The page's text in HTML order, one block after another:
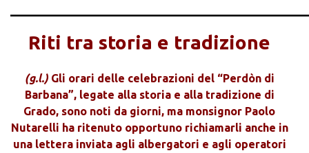
Riti tra storia e tradizione
(g.l.)Gli orari delle celebrazioni del “Perdòn di
Barbana”, legate alla storia e alla tradizione di
Grado, sono noti da giorni, ma monsignor Paolo
Nutarelli ha ritenuto opportuno richiamarli anche in
una lettera inviata agli albergatori e agli operatori